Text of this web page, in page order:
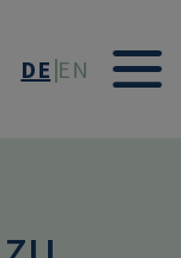
DE EN